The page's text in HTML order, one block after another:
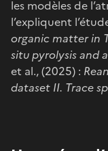
les modèles de
l’expliquent
organic matter in
situ pyrolysis and
et al., (2025) :
dataset II. Trace